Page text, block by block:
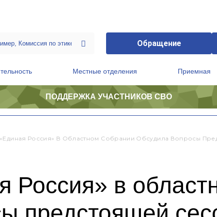
Обращение
Местные отделения Приемная
ПОДДЕРЖКА УЧАСТНИКОВ СВО
Россия» В Областном Собрании Обсудила Вопросы
Россия» в